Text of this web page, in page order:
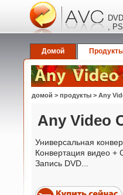
,
Домой
домой > продукты > Any
Any Video
Универсальная
Конвертация видео +
Запись DVD...